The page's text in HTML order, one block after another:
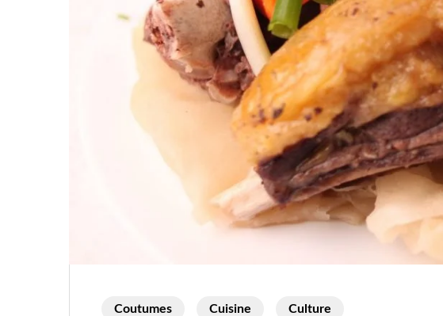
Coutumes Cuisine Culture